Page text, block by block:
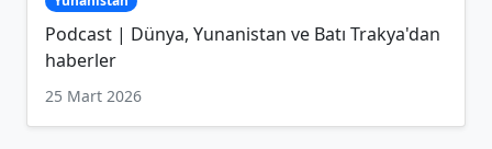
Podcast | Dünya, Yunanistan ve Batı Trakya'dan
haberler
25 Mart 2026